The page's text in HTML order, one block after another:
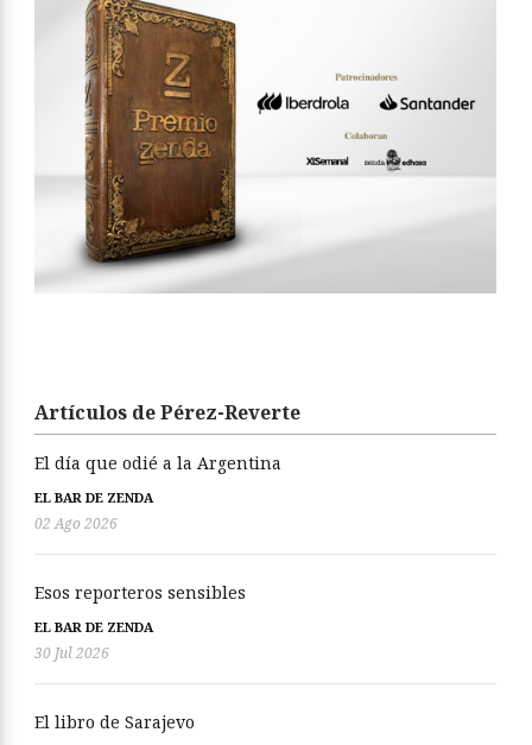
Artículos de Pérez-Reverte
El día que odié a la Argentina
EL BAR DE ZENDA
02 Ago 2026
Esos reporteros sensibles
EL BAR DE ZENDA
30 Jul 2026
El libro de Sarajevo